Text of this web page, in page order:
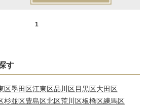
1
す
区墨田区江東区品川区目黒区大田区
杉並区豊島区北区荒川区板橋区練馬区